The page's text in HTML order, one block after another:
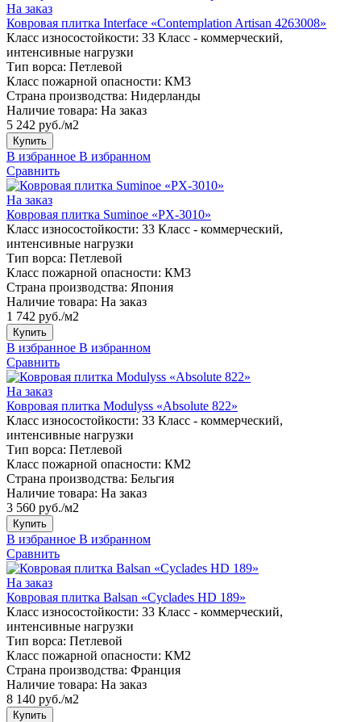
На заказ
Ковровая плитка Interface «Contemplation Artisan 4263008»
Класс износостойкости: 33 Класс - коммерческий,
интенсивные нагрузки
Тип ворса: Петлевой
Класс пожарной опасности: КМ3
Страна производства: Нидерланды
Наличие товара: На заказ
5 242 руб./м2
Купить
В избранное В избранном
Сравнить
На заказ
Ковровая плитка Suminoe «PX-3010»
Класс износостойкости: 33 Класс - коммерческий,
интенсивные нагрузки
Тип ворса: Петлевой
Класс пожарной опасности: КМ3
Страна производства: Япония
Наличие товара: На заказ
1 742 руб./м2
Купить
В избранное В избранном
Сравнить
На заказ
Ковровая плитка Modulyss «Absolute 822»
Класс износостойкости: 33 Класс - коммерческий,
интенсивные нагрузки
Тип ворса: Петлевой
Класс пожарной опасности: КМ2
Страна производства: Бельгия
Наличие товара: На заказ
3 560 руб./м2
Купить
В избранное В избранном
Сравнить
На заказ
Ковровая плитка Balsan «Cyclades HD 189»
Класс износостойкости: 33 Класс - коммерческий,
интенсивные нагрузки
Тип ворса: Петлевой
Класс пожарной опасности: КМ2
Страна производства: Франция
Наличие товара: На заказ
8 140 руб./м2
Купить